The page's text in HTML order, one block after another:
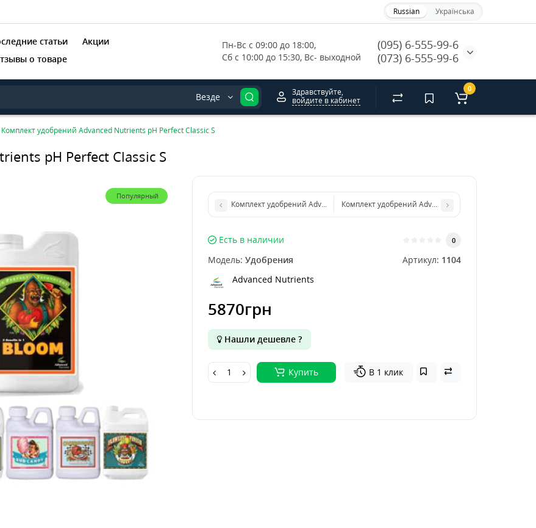
Russian Українська
Пн-Вс с 09:00 до 18:00,
Сб с 10:00 до 15:30, Вс- выходной
(095) 6-555-99-6
(073) 6-555-99-6
статьи
Акции
о товаре
Везде
Здравствуйте,
войдите в кабинет
0
Комплект удобрений Advanced Nutrients pH Perfect Classic S
pH Perfect Classic S
Популярный
Комплект удобрений Advanced Nutrients pH Perfect Master S
Комплект удобрений Advanced Nutrients pH Perfect
Есть в наличии 0
Модель: Удобрения Артикул: 1104
Advanced Nutrients
5870грн
Нашли дешевле ?
Купить В 1 клик